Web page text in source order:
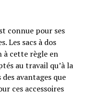
connue pour ses
Les sacs à dos
à cette règle en
au travail qu’à la
avantages que
ces accessoires